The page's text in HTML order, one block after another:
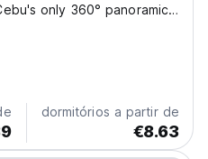
only 360° panoramic
surrounding mountain
doorstep is The Circle,
dormitórios a partir de
€8.63